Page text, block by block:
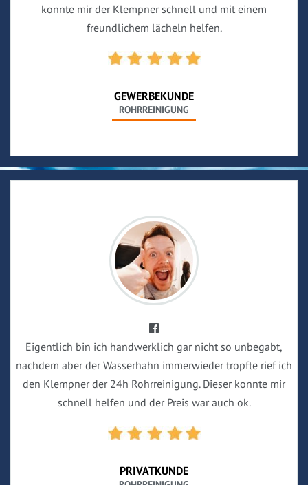
konnte mir der Klempner schnell und mit einem
freundlichem lächeln helfen.
GEWERBEKUNDE
ROHRREINIGUNG
Eigentlich bin ich handwerklich gar nicht so unbegabt,
nachdem aber der Wasserhahn immerwieder tropfte rief ich
den Klempner der 24h Rohrreinigung. Dieser konnte mir
schnell helfen und der Preis war auch ok.
PRIVATKUNDE